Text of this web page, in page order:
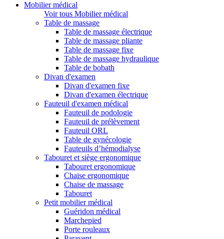
Mobilier médical
Voir tous Mobilier médical
Table de massage
Table de massage électrique
Table de massage pliante
Table de massage fixe
Table de massage hydraulique
Table de bobath
Divan d'examen
Divan d'examen fixe
Divan d'examen électrique
Fauteuil d'examen médical
Fauteuil de podologie
Fauteuil de prélèvement
Fauteuil ORL
Table de gynécologie
Fauteuils d’hémodialyse
Tabouret et siège ergonomique
Tabouret ergonomique
Chaise ergonomique
Chaise de massage
Tabouret
Petit mobilier médical
Guéridon médical
Marchepied
Porte rouleaux